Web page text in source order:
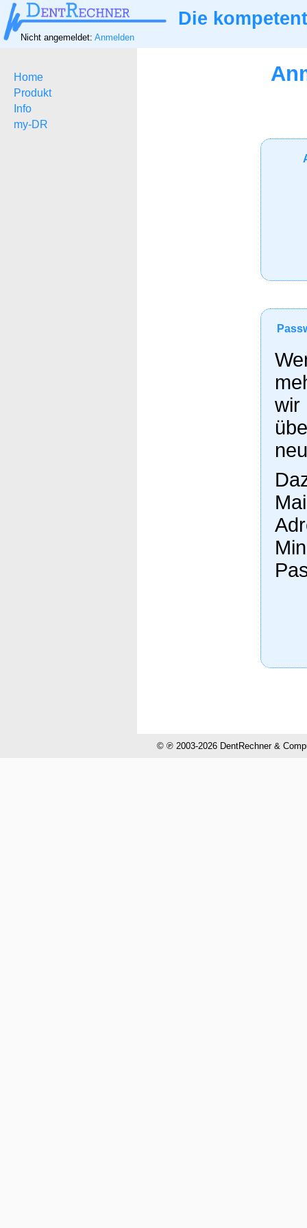
Die
Nicht angemeldet: Anmelden
Home
Produkt
Info
my-DR
wir
© ℗ 2003-2026 DentRechner &